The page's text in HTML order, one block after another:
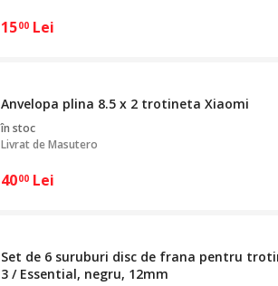
1500 Lei
Anvelopa plina 8.5 x 2 trotineta Xiaomi
în stoc
Livrat deMasutero
4000 Lei
Set de 6 suruburi disc de frana pentru
3 / Essential, negru, 12mm